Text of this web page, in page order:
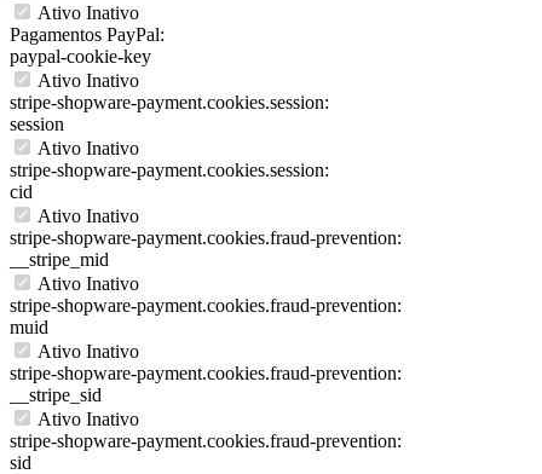
Ativo Inativo
Pagamentos PayPal:
paypal-cookie-key
Ativo Inativo
stripe-shopware-payment.cookies.session:
session
Ativo Inativo
stripe-shopware-payment.cookies.session:
cid
Ativo Inativo
stripe-shopware-payment.cookies.fraud-prevention:
__stripe_mid
Ativo Inativo
stripe-shopware-payment.cookies.fraud-prevention:
muid
Ativo Inativo
stripe-shopware-payment.cookies.fraud-prevention:
__stripe_sid
Ativo Inativo
stripe-shopware-payment.cookies.fraud-prevention:
sid